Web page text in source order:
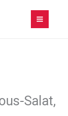
Salat,